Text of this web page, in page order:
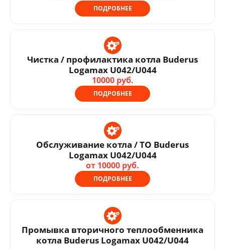
ПОДРОБНЕЕ
Чистка / профилактика котла Buderus
Logamax U042/U044
10000 руб.
ПОДРОБНЕЕ
Обслуживание котла / ТО Buderus
Logamax U042/U044
от 10000 руб.
ПОДРОБНЕЕ
Промывка вторичного теплообменника
котла Buderus Logamax U042/U044